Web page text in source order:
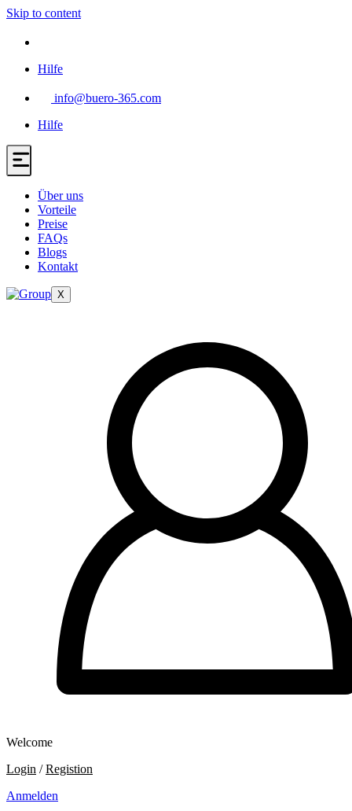
Skip to content
Hilfe
info@buero-365.com
Hilfe
Über uns
Vorteile
Preise
FAQs
Blogs
Kontakt
X
Welcome
Login /Registion
Anmelden